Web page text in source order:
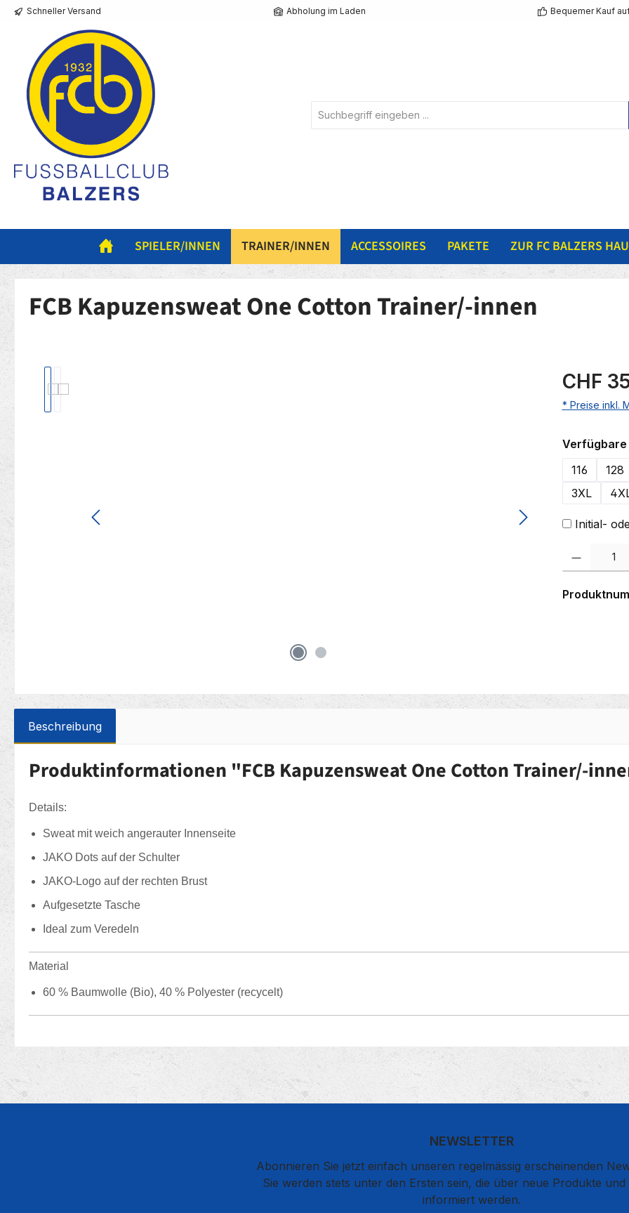
Zur Hauptnavigation springen
Schneller Versand Abholung im Laden Bequemer Kauf
SPIELER/INNEN TRAINER/INNEN ACCESSOIRES PAKETE ZUR FC BALZERS
FCB Kapuzensweat One Cotton Trainer/-innen
CHF
* Preise inkl.
116
128
3XL
Initial-
Beschreibung
Produktinformationen "FCB Kapuzensweat One Cotton Trainer/-
Details:
Sweat mit weich angerauter Innenseite
JAKO Dots auf der Schulter
JAKO-Logo auf der rechten Brust
Aufgesetzte Tasche
Ideal zum Veredeln
Material
60 % Baumwolle (Bio), 40 % Polyester (recycelt)
NEWSLETTER
Abonnieren Sie jetzt einfach unseren regelmässig erscheinenden
Sie werden stets unter den Ersten sein, die über neue Produkte
informiert werden.